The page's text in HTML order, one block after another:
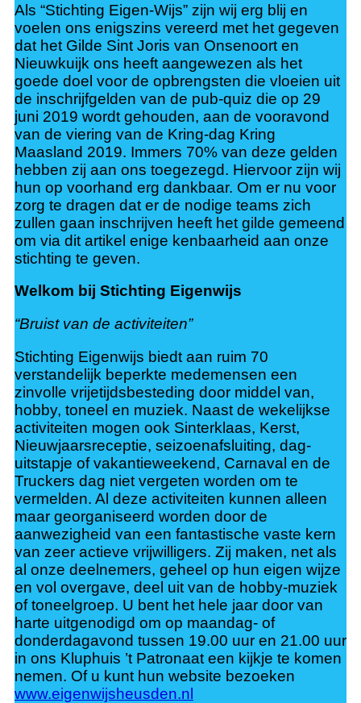
Als “Stichting Eigen-Wijs” zijn wij erg blij en
voelen ons enigszins vereerd met het gegeven
dat het Gilde Sint Joris van Onsenoort en
Nieuwkuijk ons heeft aangewezen als het
goede doel voor de opbrengsten die vloeien uit
de inschrijfgelden van de pub-quiz die op 29
juni 2019 wordt gehouden, aan de vooravond
van de viering van de Kring-dag Kring
Maasland 2019. Immers 70% van deze gelden
hebben zij aan ons toegezegd. Hiervoor zijn wij
hun op voorhand erg dankbaar. Om er nu voor
zorg te dragen dat er de nodige teams zich
zullen gaan inschrijven heeft het gilde gemeend
om via dit artikel enige kenbaarheid aan onze
stichting te geven.
Welkom bij Stichting Eigenwijs
“Bruist van de activiteiten”
Stichting Eigenwijs biedt aan ruim 70
verstandelijk beperkte medemensen een
zinvolle vrijetijdsbesteding door middel van,
hobby, toneel en muziek. Naast de wekelijkse
activiteiten mogen ook Sinterklaas, Kerst,
Nieuwjaarsreceptie, seizoenafsluiting, dag-
uitstapje of vakantieweekend, Carnaval en de
Truckers dag niet vergeten worden om te
vermelden. Al deze activiteiten kunnen alleen
maar georganiseerd worden door de
aanwezigheid van een fantastische vaste kern
van zeer actieve vrijwilligers. Zij maken, net als
al onze deelnemers, geheel op hun eigen wijze
en vol overgave, deel uit van de hobby-muziek
of toneelgroep. U bent het hele jaar door van
harte uitgenodigd om op maandag- of
donderdagavond tussen 19.00 uur en 21.00 uur
in ons Kluphuis ’t Patronaat een kijkje te komen
nemen. Of u kunt hun website bezoeken
www.eigenwijsheusden.nl